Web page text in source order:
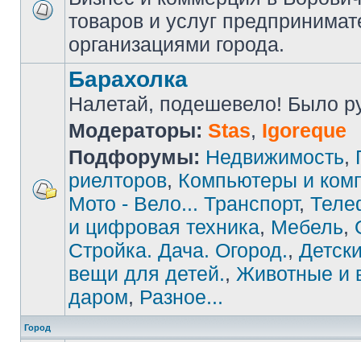
товаров и услуг
организациями города.
Барахолка
Налетай, подешевело! Было
Модераторы: Stas, Igoreque
Подфорумы: Недвижимость,
риелторов, Компьютеры и
Мото - Вело... Транспорт,
и цифровая техника, Мебель,
Стройка. Дача. Огород.,
вещи для детей., Животные и
даром, Разное...
Город